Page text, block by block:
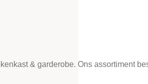
& garderobe. Ons assortiment